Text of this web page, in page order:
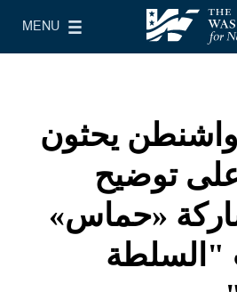
الأدنى
MENU
Main Menu
يحثون
على توضيح
«حماس»
"السلطة